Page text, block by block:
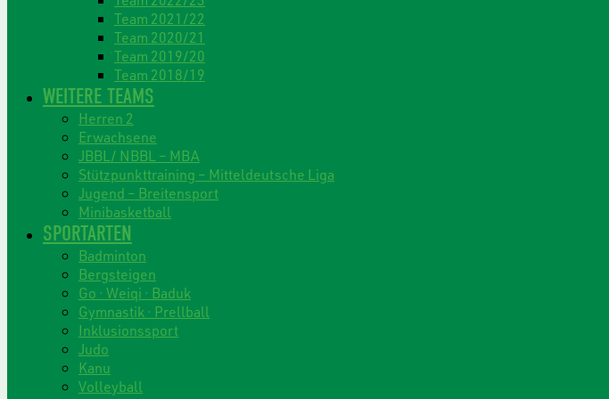
Team 2021/22
Team 2020/21
Team 2019/20
Team 2018/19
WEITERE TEAMS
Herren 2
Erwachsene
JBBL/ NBBL – MBA
Stützpunkttraining – Mitteldeutsche Liga
Jugend – Breitensport
Minibasketball
SPORTARTEN
Badminton
Bergsteigen
Go · Weiqi · Baduk
Gymnastik · Prellball
Inklusionssport
Judo
Kanu
Volleyball